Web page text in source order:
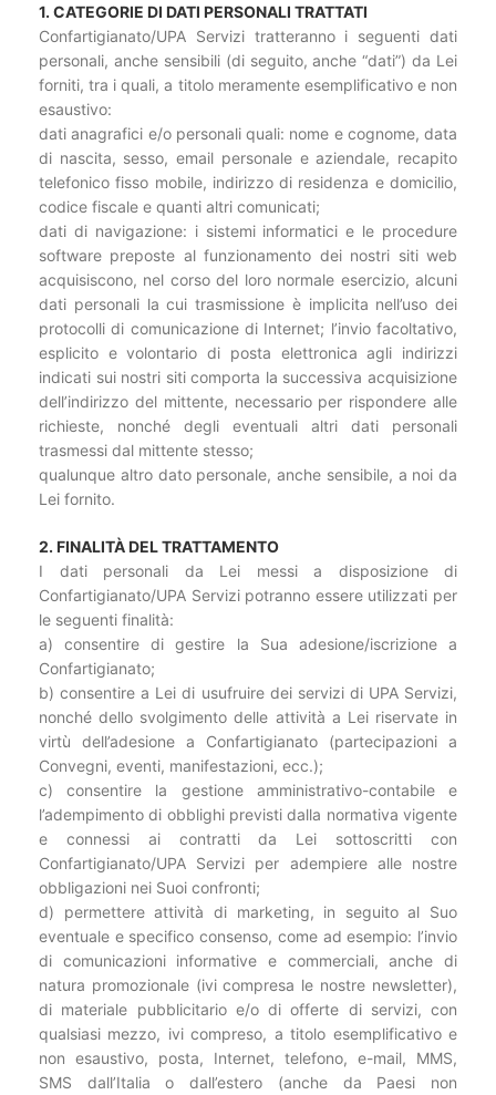
1. CATEGORIE DI DATI PERSONALI TRATTATI
Confartigianato/UPA Servizi tratteranno i seguenti dati
personali, anche sensibili (di seguito, anche “dati”) da Lei
forniti, tra i quali, a titolo meramente esemplificativo e non
esaustivo:
dati anagrafici e/o personali quali: nome e cognome, data
di nascita, sesso, email personale e aziendale, recapito
telefonico fisso mobile, indirizzo di residenza e domicilio,
codice fiscale e quanti altri comunicati;
dati di navigazione: i sistemi informatici e le procedure
software preposte al funzionamento dei nostri siti web
acquisiscono, nel corso del loro normale esercizio, alcuni
dati personali la cui trasmissione è implicita nell’uso dei
protocolli di comunicazione di Internet; l’invio facoltativo,
esplicito e volontario di posta elettronica agli indirizzi
indicati sui nostri siti comporta la successiva acquisizione
dell’indirizzo del mittente, necessario per rispondere alle
richieste, nonché degli eventuali altri dati personali
trasmessi dal mittente stesso;
qualunque altro dato personale, anche sensibile, a noi da
Lei fornito.
2. FINALITÀ DEL TRATTAMENTO
I dati personali da Lei messi a disposizione di
Confartigianato/UPA Servizi potranno essere utilizzati per
le seguenti finalità:
a) consentire di gestire la Sua adesione/iscrizione a
Confartigianato;
b) consentire a Lei di usufruire dei servizi di UPA Servizi,
nonché dello svolgimento delle attività a Lei riservate in
virtù dell’adesione a Confartigianato (partecipazioni a
Convegni, eventi, manifestazioni, ecc.);
c) consentire la gestione amministrativo-contabile e
l’adempimento di obblighi previsti dalla normativa vigente
e connessi ai contratti da Lei sottoscritti con
Confartigianato/UPA Servizi per adempiere alle nostre
obbligazioni nei Suoi confronti;
d) permettere attività di marketing, in seguito al Suo
eventuale e specifico consenso, come ad esempio: l’invio
di comunicazioni informative e commerciali, anche di
natura promozionale (ivi compresa le nostre newsletter),
di materiale pubblicitario e/o di offerte di servizi, con
qualsiasi mezzo, ivi compreso, a titolo esemplificativo e
non esaustivo, posta, Internet, telefono, e-mail, MMS,
SMS dall’Italia o dall’estero (anche da Paesi non